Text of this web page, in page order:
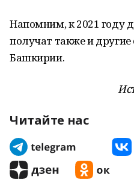
Напомним, к 2021 году
получат также и
Башкирии.
Читайте нас